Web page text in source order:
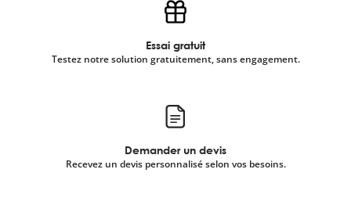
Essai gratuit
Testez notre solution gratuitement, sans engagement.
Demander un devis
Recevez un devis personnalisé selon vos besoins.